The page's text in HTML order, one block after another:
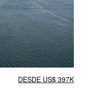
DESDE US$ 397K